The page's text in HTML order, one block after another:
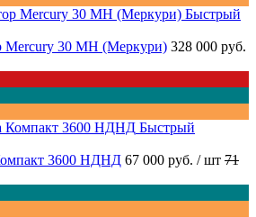
Быстрый
Mercury 30 MH (Меркури) 328 000 руб.
Быстрый
3600 НДНД 67 000 руб. / шт 71